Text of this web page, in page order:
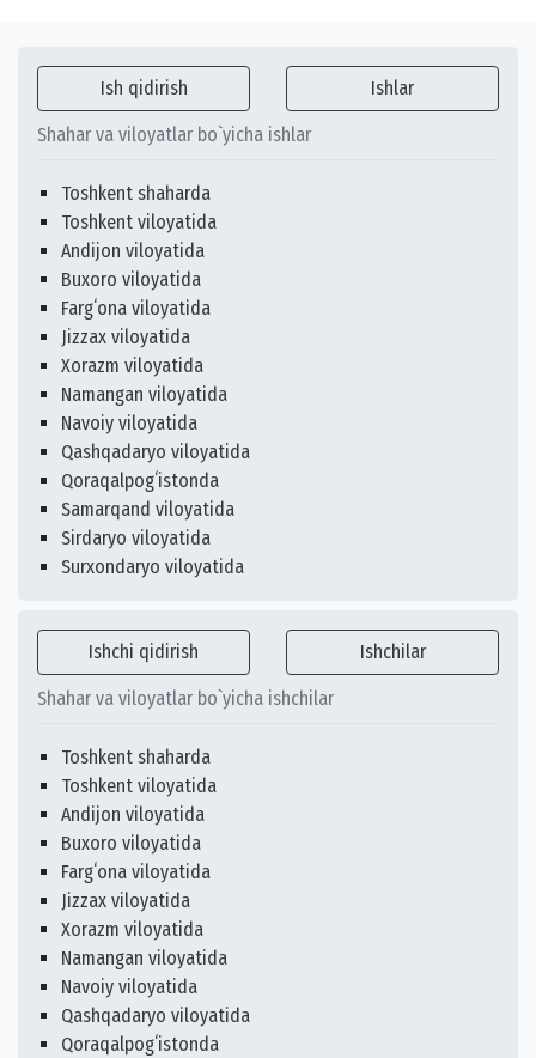
Ish qidirish Ishlar
Shahar va viloyatlar bo`yicha ishlar
Toshkent shaharda
Toshkent viloyatida
Andijon viloyatida
Buxoro viloyatida
Fargʻona viloyatida
Jizzax viloyatida
Xorazm viloyatida
Namangan viloyatida
Navoiy viloyatida
Qashqadaryo viloyatida
Qoraqalpogʻistonda
Samarqand viloyatida
Sirdaryo viloyatida
Surxondaryo viloyatida
Ishchi qidirish Ishchilar
Shahar va viloyatlar bo`yicha ishchilar
Toshkent shaharda
Toshkent viloyatida
Andijon viloyatida
Buxoro viloyatida
Fargʻona viloyatida
Jizzax viloyatida
Xorazm viloyatida
Namangan viloyatida
Navoiy viloyatida
Qashqadaryo viloyatida
Qoraqalpogʻistonda